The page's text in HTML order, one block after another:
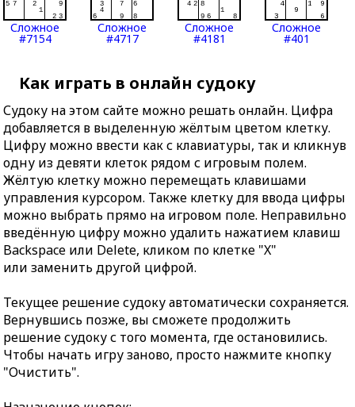
Сложное
#7154
Сложное
#4717
Сложное
#4181
Сложное
#401
Как играть в онлайн судоку
Судоку на этом сайте можно решать онлайн. Цифра
добавляется в выделенную жёлтым цветом клетку.
Цифру можно ввести как с клавиатуры, так и кликнув
одну из девяти клеток рядом с игровым полем.
Жёлтую клетку можно перемещать клавишами
управления курсором. Также клетку для ввода цифры
можно выбрать прямо на игровом поле. Неправильно
введённую цифру можно удалить нажатием клавиш
Backspace или Delete, кликом по клетке "X"
или заменить другой цифрой.
Текущее решение судоку автоматически сохраняется.
Вернувшись позже, вы сможете продолжить
решение судоку с того момента, где остановились.
Чтобы начать игру заново, просто нажмите кнопку
"Очистить".